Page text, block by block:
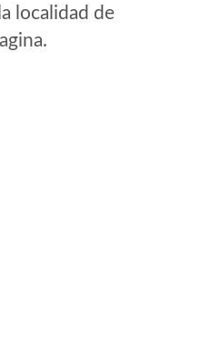
localidad de